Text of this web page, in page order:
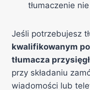
tłumaczenie
Jeśli potrzebujesz
kwalifikowanym
tłumacza
przy składaniu
wiadomości lub